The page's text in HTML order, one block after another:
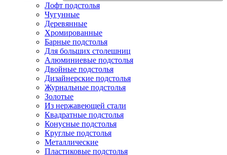
Лофт подстолья
Чугунные
Деревянные
Хромированные
Барные подстолья
Для больших столешниц
Алюминиевые подстолья
Двойные подстолья
Дизайнерские подстолья
Журнальные подстолья
Золотые
Из нержавеющей стали
Квадратные подстолья
Конусные подстолья
Круглые подстолья
Металлические
Пластиковые подстолья